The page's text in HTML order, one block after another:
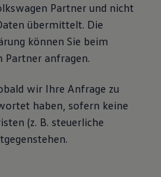
Partner und nicht
übermittelt. Die
können Sie beim
Partner anfragen.
wir Ihre Anfrage zu
haben, sofern keine
(z. B. steuerliche